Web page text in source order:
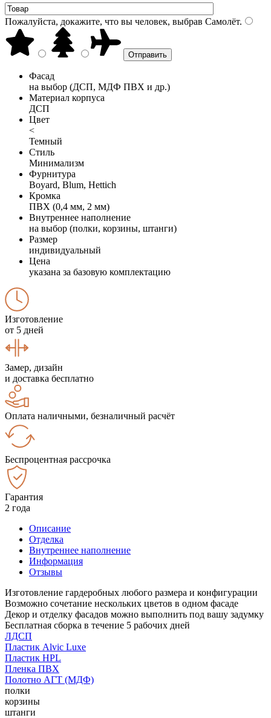
Пожалуйста, докажите, что вы человек, выбрав Самолёт.
Фасад
на выбор (ДСП, МДФ ПВХ и др.)
Материал корпуса
ДСП
Цвет
<
Темный
Стиль
Минимализм
Фурнитура
Boyard, Blum, Hettich
Кромка
ПВХ (0,4 мм, 2 мм)
Внутреннее наполнение
на выбор (полки, корзины, штанги)
Размер
индивидуальный
Цена
указана за базовую комплектацию
Изготовление
от 5 дней
Замер, дизайн
и доставка бесплатно
Оплата наличными, безналичный расчёт
Беспроцентная рассрочка
Гарантия
2 года
Описание
Отделка
Внутреннее наполнение
Информация
Отзывы
Изготовление гардеробных любого размера и конфигурации
Возможно сочетание нескольких цветов в одном фасаде
Декор и отделку фасадов можно выполнить под вашу задумку
Бесплатная сборка в течение 5 рабочих дней
ЛДСП
Пластик Alvic Luxe
Пластик HPL
Пленка ПВХ
Полотно АГТ (МДФ)
полки
корзины
штанги